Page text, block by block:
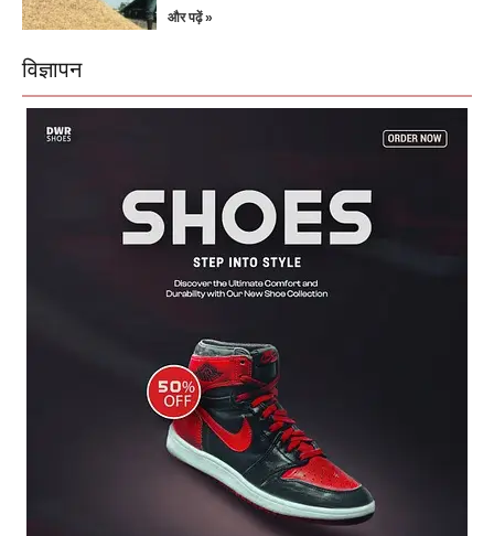
और पढ़ें »
विज्ञापन